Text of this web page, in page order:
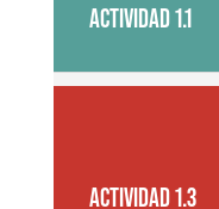
ACTIVIDAD 1.1
ACTIVIDAD 1.3